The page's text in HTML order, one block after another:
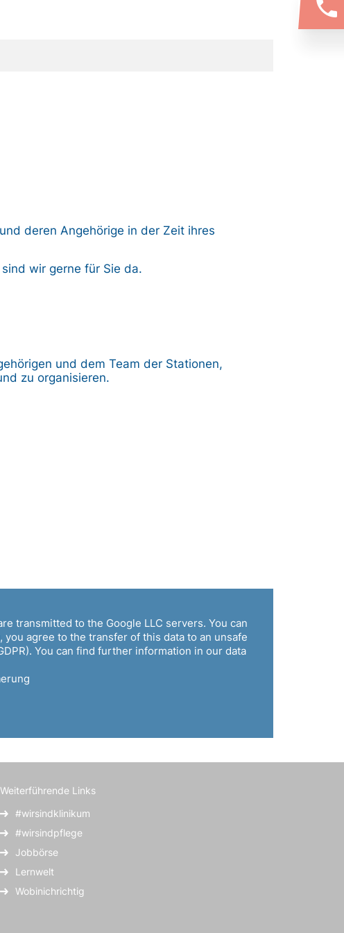
deren Angehörige in der Zeit ihres
wir gerne für Sie da.
und dem Team der Stationen,
zu organisieren.
transmitted to the Google LLC servers. You can
agree to the transfer of this data to an unsafe
You can find further information in our data
phone
Weiterführende Links
#wirsindklinikum
#wirsindpflege
Jobbörse
Lernwelt
Wobinichrichtig